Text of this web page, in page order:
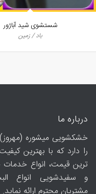
شستشوی شید آباژور
باد / زمین
درباره ما
خشکشویی میشوره (مهروز)
را دارد که با بهترین
ترین قیمت، انواع
و سفیدشویی انواع
مشتریان محترم ارائه نماید.